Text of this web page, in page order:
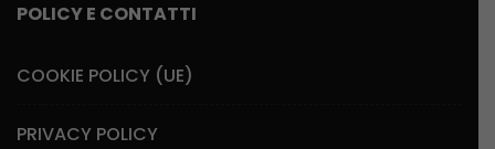
POLICY E CONTATTI
COOKIE POLICY (UE)
PRIVACY POLICY